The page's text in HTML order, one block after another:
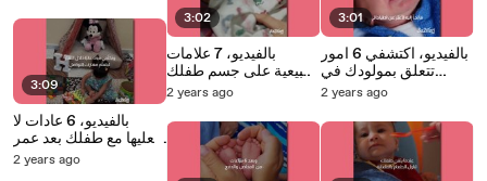
3:09
بالفيديو، 6 عادات لا
تفعليها مع طفلك بعد عمر
السنتين
2 years ago
3:02
بالفيديو، 7 علامات
طبيعية على جسم طفلك
لا تقلقي حيالها
2 years ago
3:01
بالفيديو، اكتشفي 6 امور
تتعلق بمولودك في
اسبوعه الاول
2 years ago